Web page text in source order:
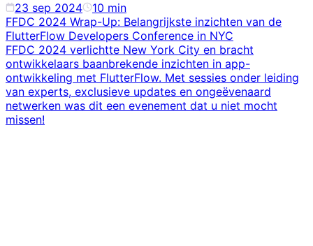
23 sep 2024 10 min
FFDC 2024 Wrap-Up: Belangrijkste inzichten van de
FlutterFlow Developers Conference in NYC
FFDC 2024 verlichtte New York City en bracht
ontwikkelaars baanbrekende inzichten in app-
ontwikkeling met FlutterFlow. Met sessies onder leiding
van experts, exclusieve updates en ongeëvenaard
netwerken was dit een evenement dat u niet mocht
missen!